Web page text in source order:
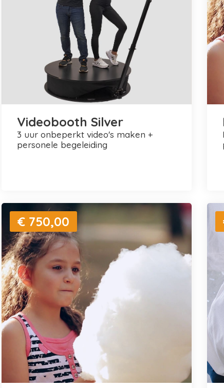
Videobooth Silver
3 uur onbeperkt video's maken +
personele begeleiding
inclusief suikerspinmachine met
€ 750,00